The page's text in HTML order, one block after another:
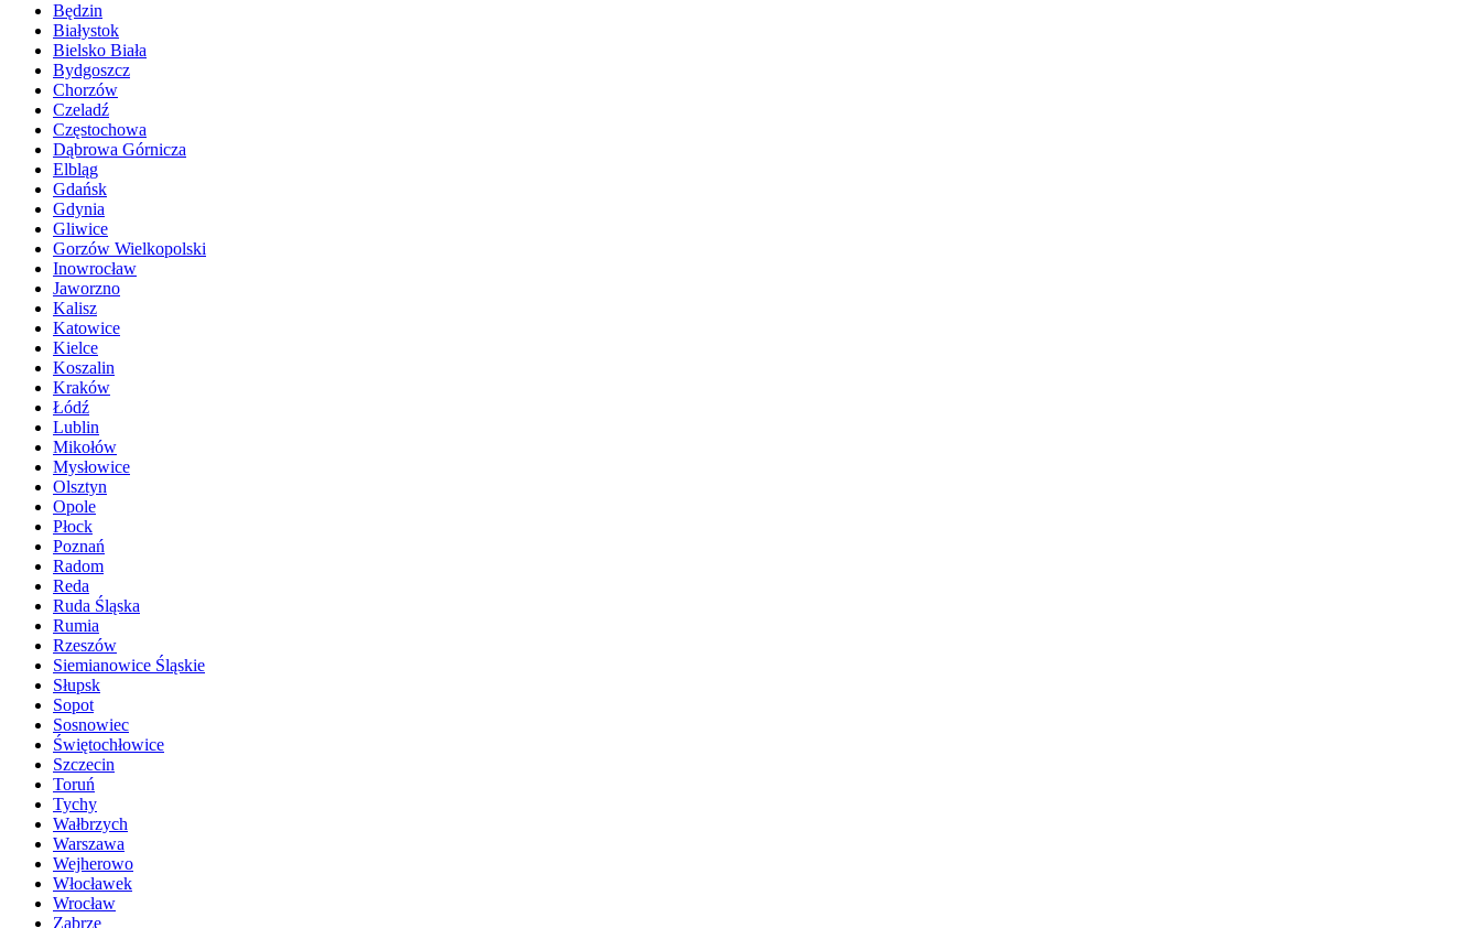
Będzin
Białystok
Bielsko Biała
Bydgoszcz
Chorzów
Czeladź
Częstochowa
Dąbrowa Górnicza
Elbląg
Gdańsk
Gdynia
Gliwice
Gorzów Wielkopolski
Inowrocław
Jaworzno
Kalisz
Katowice
Kielce
Koszalin
Kraków
Łódź
Lublin
Mikołów
Mysłowice
Olsztyn
Opole
Płock
Poznań
Radom
Reda
Ruda Śląska
Rumia
Rzeszów
Siemianowice Śląskie
Słupsk
Sopot
Sosnowiec
Świętochłowice
Szczecin
Toruń
Tychy
Wałbrzych
Warszawa
Wejherowo
Włocławek
Wrocław
Zabrze